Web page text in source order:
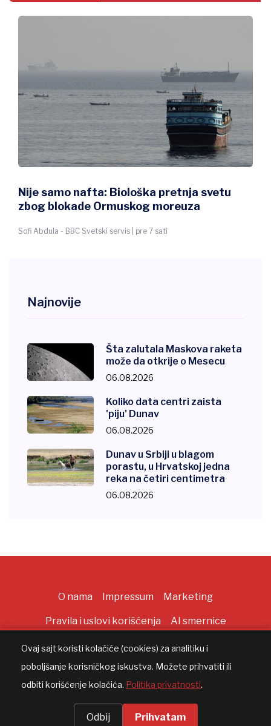
Infantino se izvinjava zbog grešaka, ali
ostaje predsednik FIFA
BBC Sport | pre 7 sati
Najnovije
Šta zalutala Maskova raketa
može da otkrije o Mesecu
06.08.2026
Koliko data centri zaista
'piju' Dunav
06.08.2026
Dunav u Srbiji u blagom
porastu, u Hrvatskoj jedna
reka na četiri centimetra
06.08.2026
O nama Impressum Marketing
Pravila i uslovi korišćenja AI smernice
Copyright © All rights reserved |
Ovaj sajt koristi kolačiće (cookies) za analitiku i
poboljšanje korisničkog iskustva. Možete prihvatiti ili
odbiti korišćenje kolačića. Politika privatnosti.
Odbij Prihvatam